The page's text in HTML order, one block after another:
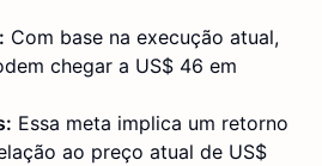
Com base na execução atual,
chegar a US$ 46 em
Essa meta implica um retorno
ao preço atual de US$